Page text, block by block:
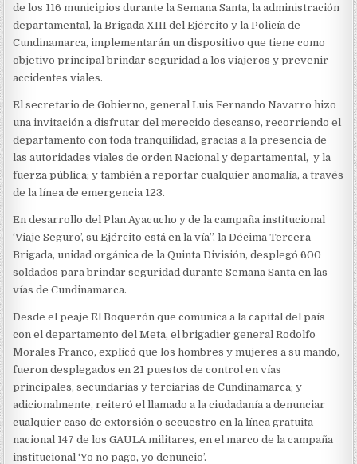
de los 116 municipios durante la Semana Santa, la administración
departamental, la Brigada XIII del Ejército y la Policía de
Cundinamarca, implementarán un dispositivo que tiene como
objetivo principal brindar seguridad a los viajeros y prevenir
accidentes viales.
El secretario de Gobierno, general Luis Fernando Navarro hizo
una invitación a disfrutar del merecido descanso, recorriendo el
departamento con toda tranquilidad, gracias a la presencia de
las autoridades viales de orden Nacional y departamental, y la
fuerza pública; y también a reportar cualquier anomalía, a través
de la línea de emergencia 123.
En desarrollo del Plan Ayacucho y de la campaña institucional
‘Viaje Seguro’, su Ejército está en la vía”, la Décima Tercera
Brigada, unidad orgánica de la Quinta División, desplegó 600
soldados para brindar seguridad durante Semana Santa en las
vías de Cundinamarca.
Desde el peaje El Boquerón que comunica a la capital del país
con el departamento del Meta, el brigadier general Rodolfo
Morales Franco, explicó que los hombres y mujeres a su mando,
fueron desplegados en 21 puestos de control en vías
principales, secundarías y terciarias de Cundinamarca; y
adicionalmente, reiteró el llamado a la ciudadanía a denunciar
cualquier caso de extorsión o secuestro en la línea gratuita
nacional 147 de los GAULA militares, en el marco de la campaña
institucional ‘Yo no pago, yo denuncio’.